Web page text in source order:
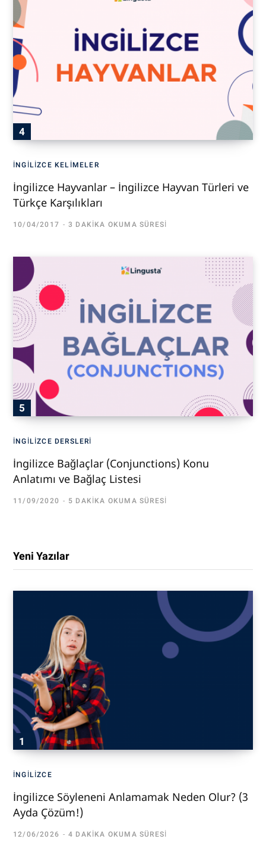
İNGILIZCE KELIMELER
İngilizce Hayvanlar – İngilizce Hayvan Türleri ve
Türkçe Karşılıkları
10/04/2017 3 DAKIKA OKUMA SÜRESI
İNGILIZCE DERSLERI
İngilizce Bağlaçlar (Conjunctions) Konu
Anlatımı ve Bağlaç Listesi
11/09/2020 5 DAKIKA OKUMA SÜRESI
Yeni Yazılar
İNGILIZCE
İngilizce Söyleneni Anlamamak Neden Olur? (3
Ayda Çözüm!)
12/06/2026 4 DAKIKA OKUMA SÜRESI